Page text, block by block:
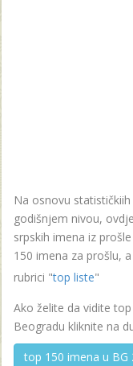
Na osnovu
godišnjem nivou,
srpskih imena iz
150 imena za prošlu,
rubrici "top liste"
Ako želite da vidite
Beogradu kliknite na
top 150 imena u BG